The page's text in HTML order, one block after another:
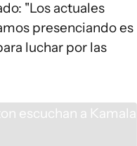
"Los actuales
presenciando es
luchar por las